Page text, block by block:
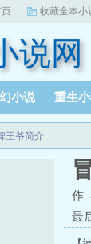
收藏全本小
说网
小说 重生
王爷简介
作
最